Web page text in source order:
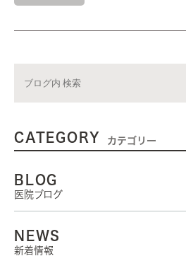
CATEGORY カテゴリー
BLOG
医院ブログ
NEWS
新着情報